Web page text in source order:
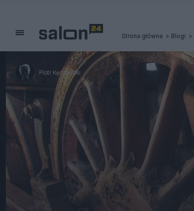
Strona główna Blogi
Piotr Kędzierski